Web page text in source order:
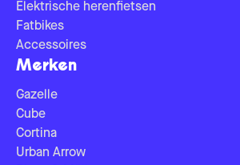
Elektrische herenfietsen
Fatbikes
Accessoires
Merken
Gazelle
Cube
Cortina
Urban Arrow